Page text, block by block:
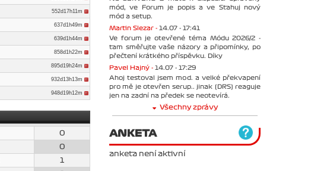
552d17h11m
637d1h49m
639d1h44m
858d1h22m
895d19h24m
932d13h13m
948d19h12m
0
0
1
mód, ve Forum je popis a ve Stahuj nový
mód a setup.
Martin Slezar - 14.07 - 17:41
Ve forum je otevřené téma Módu 2026/2 -
tam směřujte vaše názory a připomínky, po
přečtení krátkého příspěvku. Díky
Pavel Hajný - 14.07 - 17:29
Ahoj testoval jsem mod. a velké překvapení
pro mě je otevřen serup.. jinak (DRS) reaguje
jen na zadní na předek se neotevírá.
Všechny zprávy
ANKETA
anketa není aktivní